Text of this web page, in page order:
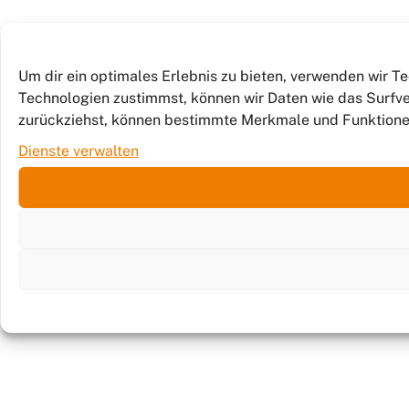
Um dir ein optimales Erlebnis zu bieten, verwenden wir
Technologien zustimmst, können wir Daten wie das
zurückziehst, können bestimmte Merkmale und
Dienste verwalten